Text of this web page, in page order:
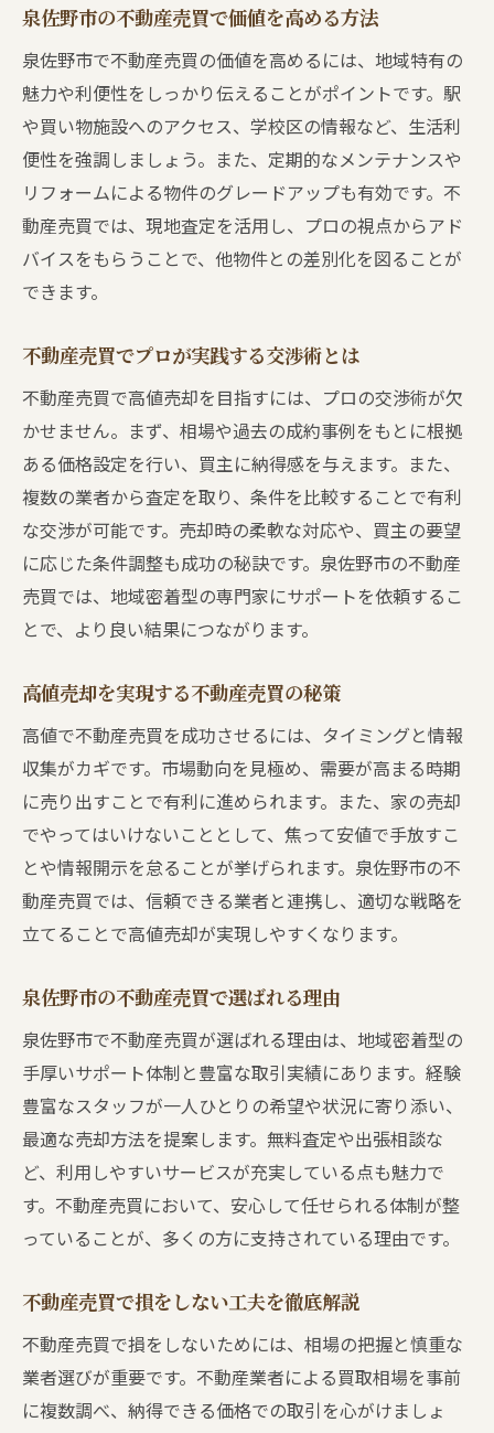
泉佐野市の不動産売買で価値を高める方法
泉佐野市で不動産売買の価値を高めるには、地域特有の
魅力や利便性をしっかり伝えることがポイントです。駅
や買い物施設へのアクセス、学校区の情報など、生活利
便性を強調しましょう。また、定期的なメンテナンスや
リフォームによる物件のグレードアップも有効です。不
動産売買では、現地査定を活用し、プロの視点からアド
バイスをもらうことで、他物件との差別化を図ることが
できます。
不動産売買でプロが実践する交渉術とは
不動産売買で高値売却を目指すには、プロの交渉術が欠
かせません。まず、相場や過去の成約事例をもとに根拠
ある価格設定を行い、買主に納得感を与えます。また、
複数の業者から査定を取り、条件を比較することで有利
な交渉が可能です。売却時の柔軟な対応や、買主の要望
に応じた条件調整も成功の秘訣です。泉佐野市の不動産
売買では、地域密着型の専門家にサポートを依頼するこ
とで、より良い結果につながります。
高値売却を実現する不動産売買の秘策
高値で不動産売買を成功させるには、タイミングと情報
収集がカギです。市場動向を見極め、需要が高まる時期
に売り出すことで有利に進められます。また、家の売却
でやってはいけないこととして、焦って安値で手放すこ
とや情報開示を怠ることが挙げられます。泉佐野市の不
動産売買では、信頼できる業者と連携し、適切な戦略を
立てることで高値売却が実現しやすくなります。
泉佐野市の不動産売買で選ばれる理由
泉佐野市で不動産売買が選ばれる理由は、地域密着型の
手厚いサポート体制と豊富な取引実績にあります。経験
豊富なスタッフが一人ひとりの希望や状況に寄り添い、
最適な売却方法を提案します。無料査定や出張相談な
ど、利用しやすいサービスが充実している点も魅力で
す。不動産売買において、安心して任せられる体制が整
っていることが、多くの方に支持されている理由です。
不動産売買で損をしない工夫を徹底解説
不動産売買で損をしないためには、相場の把握と慎重な
業者選びが重要です。不動産業者による買取相場を事前
に複数調べ、納得できる価格での取引を心がけましょ